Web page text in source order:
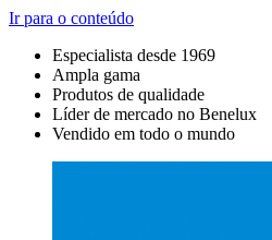
Ir para o conteúdo
Especialista desde 1969
Ampla gama
Produtos de qualidade
Líder de mercado no Benelux
Vendido em todo o mundo